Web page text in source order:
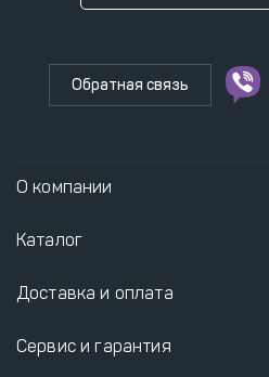
Обратная связь
О компании
Каталог
Доставка и оплата
Сервис и гарантия